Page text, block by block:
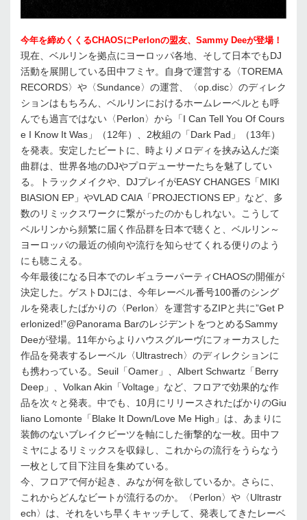
今年を締めくくるCHAOSにPerlonの盟友、Sammy Deeが登場！
現在、ベルリンを拠点にヨーロッパ各地、そして日本でもDJ
活動を展開している田中フミヤ。自身で運営する〈TOREMA
RECORDS〉や〈Sundance〉の運営、〈op.disc〉のディレク
ションはもちろん、ベルリンにおけるホームレーベルとも呼
んでも過言ではない〈Perlon〉から「I Can Tell You Of Cours
e I Know It Was」（12年）、2枚組の「Dark Pad」（13年）
を発表。安定したビートに、時よりメロディを挟み込んだ楽
曲群は、世界各地のDJやプロデューサーたちを魅了してい
る。トラックメイクや、DJプレイがEASY CHANGES「MIKI
BIASION EP」やVLAD CAIA「PROJECTIONS EP」など、多
数のリミックスワークに繋がったのかもしれない。こうして
ベルリンから頻繁に届く作品群を日本で聴くと、ベルリン～
ヨーロッパの最近の傾向や流行を知らせてくれる便りのよう
にも聴こえる。
今年最後になる日本でのレギュラーパーティCHAOSの開催が
決定した。ゲストDJには、今年レーベル番号100番のシング
ルを発表したばかりの〈Perlon〉を運営するZIPと共に”Get P
erlonized!”@Panorama BarのレジデントをつとめるSammy
Deeが登場。11年からよりハウスグルーヴにフォーカスした
作品を発表するレーベル〈Ultrastrech〉のディレクションに
も携わっている。Seuil「Oamer」、Albert Schwartz「Berry
Deep」、Volkan Akin「Voltage」など、フロアで効果的な作
品を次々と発表。中でも、10月にリリースされたばかりのGiu
liano Lomonte「Blake It Down/Love Me High」は、あまりに
装飾のないブレイクビーツを軸にした衝撃的な一枚。田中フ
ミヤによるリミックスを収録し、これからの流行をうらなう
一枚として目下注目を集めている。
今、フロアで何が起き、みなが何を欲しているか。さらに、
これからどんなビートが流行るのか。〈Perlon〉や〈Ultrastr
ech〉は、それをいち早くキャッチして、発表してきたレーベ